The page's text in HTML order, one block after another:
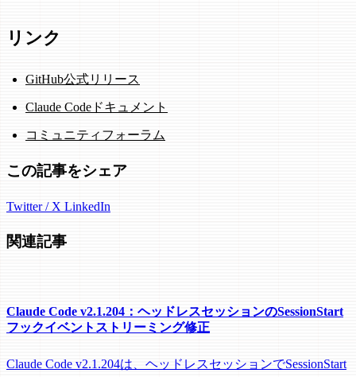
リンク
GitHub公式リリース
Claude Codeドキュメント
コミュニティフォーラム
この記事をシェア
Twitter / X LinkedIn
関連記事
Claude Code v2.1.204：ヘッドレスセッションのSessionStart
フックイベントストリーミング修正
Claude Code v2.1.204は、ヘッドレスセッションでSessionStart